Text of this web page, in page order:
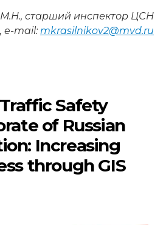
старший инспектор ЦСН
mail: mkrasilnikov2@mvd.ru
Safety
of Russian
Increasing
through GIS